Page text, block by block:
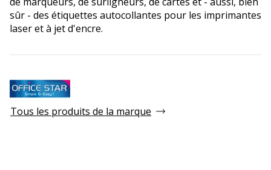
sûr - des étiquettes autocollantes pour les imprimantes
laser et à jet d'encre.
Tous les produits de la marque